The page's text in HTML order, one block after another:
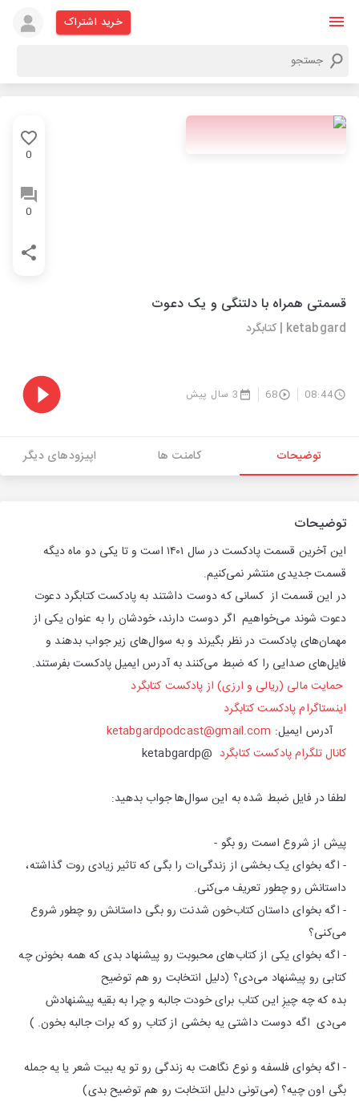
خرید اشتراک
0
0
قسمتی همراه با دلتنگی و یک دعوت
ketabgard | کتابگرد
08:44
68 3 سال پیش
توضیحات کامنت ها اپیزودهای دیگر
توضیحات
این آخرین قسمت پادکست در سال ۱۴۰۱ است و تا یکی دو ماه دیگه
قسمت جدیدی منتشر نمی‌کنیم.
در این قسمت از کسانی که دوست داشتند به پادکست کتابگرد دعوت
دعوت شوند می‌خواهیم اگر دوست دارند، خودشان را به عنوان یکی از
مهمان‌های پادکست در نظر بگیرند و به سوال‌های زیر جواب بدهند و
فایل‌های صدایی را که ضبط می‌کنند به آدرس ایمیل پادکست بفرستند.
حمایت مالی (ریالی و ارزی) از پادکست کتابگرد
اینستاگرام پادکست کتابگرد
آدرس ایمیل: ketabgardpodcast@gmail.com
کانال تلگرام پادکست کتابگرد @ketabgardp
لطفا در فایل ضبط شده به این سوال‌ها جواب بدهید:
پیش از شروع اسمت رو بگو -
- اگه بخوای یک بخشی از زندگی‌ات را بگی که تاثیر زیادی روت گذاشته،
داستانش رو چطور تعریف می‌کنی.
- اگه بخوای داستان کتاب‌خون شدنت رو بگی داستانش رو چطور شروع
می‌کنی؟
- اگه بخوای یکی از کتاب‌های محبوبت رو پیشنهاد بدی که همه بخونن چه
کتابی رو پیشنهاد می‌دی؟ (دلیل انتخابت رو هم توضیح
بده که چه چیزِ این کتاب برای خودت جالبه و چرا به بقیه پیشنهادش
می‌دی اگه دوست داشتی یه بخشی از کتاب رو که برات جالبه بخون. )
- اگه بخوای فلسفه و نوع نگاهت به زندگی رو تو یه بیت شعر یا یه جمله
بگی اون چیه؟ (می‌تونی دلیل انتخابت رو هم توضیح بدی)